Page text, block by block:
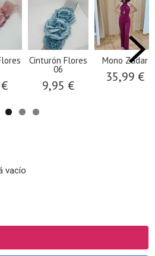
vacío
Cinturón Flores
06
9,95 €
Mono Zadar
35,99 €